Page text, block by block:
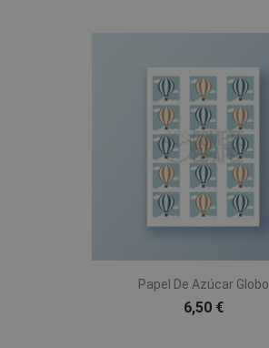
Papel De Azúcar Globo
6,50 €